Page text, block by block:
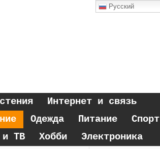
Интернет и связь
Одежда Питание
Спорт
и ТВ Хобби Электроника
Русский